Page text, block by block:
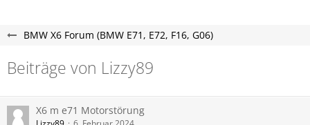
BMW X6 Forum (BMW E71, E72, F16, G06)
Beiträge von Lizzy89
X6 m e71 Motorstörung